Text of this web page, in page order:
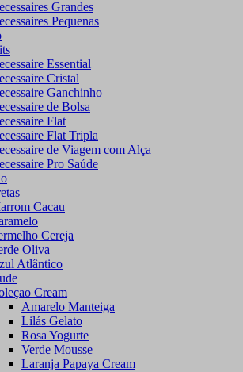
Grandes
Pequenas
Essential
Cristal
Ganchinho
de Bolsa
Flat
Flat Tripla
de Viagem com Alça
Pro Saúde
Cacau
Cereja
Oliva
Atlântico
Cream
Amarelo Manteiga
Lilás Gelato
Rosa Yogurte
Verde Mousse
Laranja Papaya Cream